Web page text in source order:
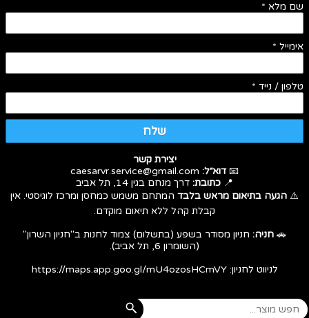
שם מלא *
אימייל *
טלפון / נייד *
שלח
יצירת קשר
📧דוא״ל:
📍 כתובת: דרך מנחם בגין 14, תל אביב
⚠️ הגעה בתיאום מראש בלבד המתחם משמש כמחסן ומרכז לוגיסטי. אין
קבלת קהל ללא תיאום מוקדם.
🚗 חניה: חניון מסודר בשפע (בתשלום) צמוד לחנות ב"חניון השרון"
(השומרון 6, תל אביב).
לניווט לחניון:https://maps.app.goo.gl/mU4ozosHCmVY